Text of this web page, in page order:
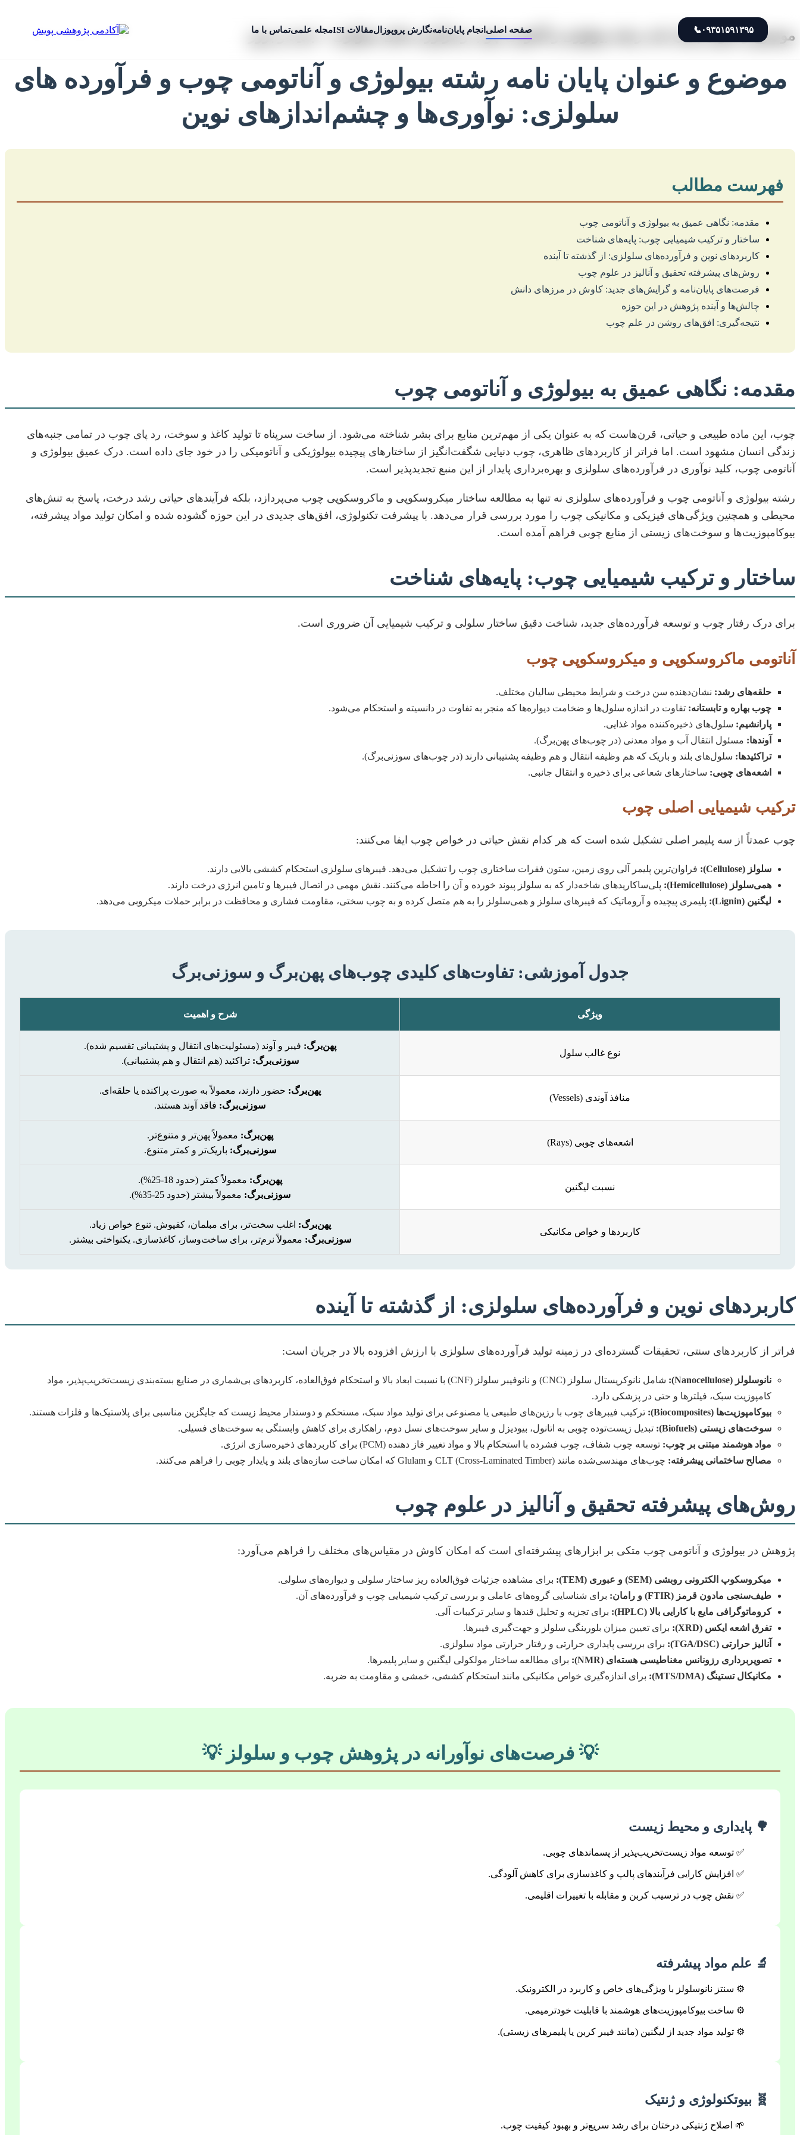
۰۹۳۵۱۵۹۱۳۹۵📞 صفحه اصلی انجام پایان‌نامهنگارش پروپوزالمقالات ISI مجله علمیتماس با ما
موضوع و عنوان پایان نامه رشته بیولوژی و آناتومی چوب و فرآورده های سلولزی + جدید و بروز
موضوع و عنوان پایان نامه رشته بیولوژی و آناتومی چوب و فرآورده های
سلولزی: نوآوری‌ها و چشم‌اندازهای نوین
فهرست مطالب
مقدمه: نگاهی عمیق به بیولوژی و آناتومی چوب
ساختار و ترکیب شیمیایی چوب: پایه‌های شناخت
کاربردهای نوین و فرآورده‌های سلولزی: از گذشته تا آینده
روش‌های پیشرفته تحقیق و آنالیز در علوم چوب
فرصت‌های پایان‌نامه و گرایش‌های جدید: کاوش در مرزهای دانش
چالش‌ها و آینده پژوهش در این حوزه
نتیجه‌گیری: افق‌های روشن در علم چوب
مقدمه: نگاهی عمیق به بیولوژی و آناتومی چوب
چوب، این ماده طبیعی و حیاتی، قرن‌هاست که به عنوان یکی از مهم‌ترین منابع برای بشر شناخته می‌شود. از ساخت سرپناه تا تولید کاغذ و سوخت، رد پای چوب در تمامی جنبه‌های
زندگی انسان مشهود است. اما فراتر از کاربردهای ظاهری، چوب دنیایی شگفت‌انگیز از ساختارهای پیچیده بیولوژیکی و آناتومیکی را در خود جای داده است. درک عمیق بیولوژی و
آناتومی چوب، کلید نوآوری در فرآورده‌های سلولزی و بهره‌برداری پایدار از این منبع تجدیدپذیر است.
رشته بیولوژی و آناتومی چوب و فرآورده‌های سلولزی نه تنها به مطالعه ساختار میکروسکوپی و ماکروسکوپی چوب می‌پردازد، بلکه فرآیندهای حیاتی رشد درخت، پاسخ به تنش‌های
محیطی و همچنین ویژگی‌های فیزیکی و مکانیکی چوب را مورد بررسی قرار می‌دهد. با پیشرفت تکنولوژی، افق‌های جدیدی در این حوزه گشوده شده و امکان تولید مواد پیشرفته،
بیوکامپوزیت‌ها و سوخت‌های زیستی از منابع چوبی فراهم آمده است.
ساختار و ترکیب شیمیایی چوب: پایه‌های شناخت
برای درک رفتار چوب و توسعه فرآورده‌های جدید، شناخت دقیق ساختار سلولی و ترکیب شیمیایی آن ضروری است.
آناتومی ماکروسکوپی و میکروسکوپی چوب
حلقه‌های رشد: نشان‌دهنده سن درخت و شرایط محیطی سالیان مختلف.
چوب بهاره و تابستانه: تفاوت در اندازه سلول‌ها و ضخامت دیواره‌ها که منجر به تفاوت در دانسیته و استحکام می‌شود.
پارانشیم: سلول‌های ذخیره‌کننده مواد غذایی.
آوندها: مسئول انتقال آب و مواد معدنی (در چوب‌های پهن‌برگ).
تراکئیدها: سلول‌های بلند و باریک که هم وظیفه انتقال و هم وظیفه پشتیبانی دارند (در چوب‌های سوزنی‌برگ).
اشعه‌های چوبی: ساختارهای شعاعی برای ذخیره و انتقال جانبی.
ترکیب شیمیایی اصلی چوب
چوب عمدتاً از سه پلیمر اصلی تشکیل شده است که هر کدام نقش حیاتی در خواص چوب ایفا می‌کنند:
سلولز (Cellulose):
فراوان‌ترین پلیمر آلی روی زمین، ستون فقرات ساختاری چوب را تشکیل می‌دهد. فیبرهای سلولزی استحکام کششی بالایی دارند.
همی‌سلولز (Hemicellulose):
پلی‌ساکاریدهای شاخه‌دار که به سلولز پیوند خورده و آن را احاطه می‌کنند. نقش مهمی در اتصال فیبرها و تامین انرژی درخت دارند.
لیگنین (Lignin):
پلیمری پیچیده و آروماتیک که فیبرهای سلولز و همی‌سلولز را به هم متصل کرده و به چوب سختی، مقاومت فشاری و محافظت در برابر حملات میکروبی می‌دهد.
جدول آموزشی: تفاوت‌های کلیدی چوب‌های پهن‌برگ و سوزنی‌برگ
ویژگی شرح و اهمیت
نوع غالب سلول
پهن‌برگ: فیبر و آوند (مسئولیت‌های انتقال و پشتیبانی تقسیم شده).
سوزنی‌برگ: تراکئید (هم انتقال و هم پشتیبانی).
منافذ آوندی (Vessels)
پهن‌برگ: حضور دارند، معمولاً به صورت پراکنده یا حلقه‌ای.
سوزنی‌برگ: فاقد آوند هستند.
اشعه‌های چوبی (Rays)
پهن‌برگ: معمولاً پهن‌تر و متنوع‌تر.
سوزنی‌برگ: باریک‌تر و کمتر متنوع.
نسبت لیگنین
پهن‌برگ: معمولاً کمتر (حدود 18-25%).
سوزنی‌برگ: معمولاً بیشتر (حدود 25-35%).
کاربردها و خواص مکانیکی
پهن‌برگ: اغلب سخت‌تر، برای مبلمان، کفپوش. تنوع خواص زیاد.
سوزنی‌برگ: معمولاً نرم‌تر، برای ساخت‌وساز، کاغذسازی. یکنواختی بیشتر.
کاربردهای نوین و فرآورده‌های سلولزی: از گذشته تا آینده
فراتر از کاربردهای سنتی، تحقیقات گسترده‌ای در زمینه تولید فرآورده‌های سلولزی با ارزش افزوده بالا در جریان است:
نانوسلولز (Nanocellulose):
شامل نانوکریستال سلولز (CNC) و نانوفیبر سلولز (CNF) با نسبت ابعاد بالا و استحکام فوق‌العاده، کاربردهای بی‌شماری در صنایع بسته‌بندی زیست‌تخریب‌پذیر، مواد
کامپوزیت سبک، فیلترها و حتی در پزشکی دارد.
بیوکامپوزیت‌ها (Biocomposites):
ترکیب فیبرهای چوب با رزین‌های طبیعی یا مصنوعی برای تولید مواد سبک، مستحکم و دوستدار محیط زیست که جایگزین مناسبی برای پلاستیک‌ها و فلزات هستند.
سوخت‌های زیستی (Biofuels):
تبدیل زیست‌توده چوبی به اتانول، بیودیزل و سایر سوخت‌های نسل دوم، راهکاری برای کاهش وابستگی به سوخت‌های فسیلی.
مواد هوشمند مبتنی بر چوب: توسعه چوب شفاف، چوب فشرده با استحکام بالا و مواد تغییر فاز دهنده (PCM) برای کاربردهای ذخیره‌سازی انرژی.
مصالح ساختمانی پیشرفته: چوب‌های مهندسی‌شده مانند CLT (Cross-Laminated Timber) و Glulam که امکان ساخت سازه‌های بلند و پایدار چوبی را فراهم می‌کنند.
روش‌های پیشرفته تحقیق و آنالیز در علوم چوب
پژوهش در بیولوژی و آناتومی چوب متکی بر ابزارهای پیشرفته‌ای است که امکان کاوش در مقیاس‌های مختلف را فراهم می‌آورد:
میکروسکوپ الکترونی روبشی (SEM) و عبوری (TEM):
برای مشاهده جزئیات فوق‌العاده ریز ساختار سلولی و دیواره‌های سلولی.
طیف‌سنجی مادون قرمز (FTIR) و رامان:
برای شناسایی گروه‌های عاملی و بررسی ترکیب شیمیایی چوب و فرآورده‌های آن.
کروماتوگرافی مایع با کارایی بالا (HPLC):
برای تجزیه و تحلیل قندها و سایر ترکیبات آلی.
تفرق اشعه ایکس (XRD):
برای تعیین میزان بلورینگی سلولز و جهت‌گیری فیبرها.
آنالیز حرارتی (TGA/DSC):
برای بررسی پایداری حرارتی و رفتار حرارتی مواد سلولزی.
تصویربرداری رزونانس مغناطیسی هسته‌ای (NMR):
برای مطالعه ساختار مولکولی لیگنین و سایر پلیمرها.
مکانیکال تستینگ (MTS/DMA):
برای اندازه‌گیری خواص مکانیکی مانند استحکام کششی، خمشی و مقاومت به ضربه.
💡 فرصت‌های نوآورانه در پژوهش چوب و سلولز 💡
🌳 پایداری و محیط زیست
✅ توسعه مواد زیست‌تخریب‌پذیر از پسماندهای چوبی.
✅ افزایش کارایی فرآیندهای پالپ و کاغذسازی برای کاهش آلودگی.
✅ نقش چوب در ترسیب کربن و مقابله با تغییرات اقلیمی.
🔬 علم مواد پیشرفته
⚙️ سنتز نانوسلولز با ویژگی‌های خاص و کاربرد در الکترونیک.
⚙️ ساخت بیوکامپوزیت‌های هوشمند با قابلیت خودترمیمی.
⚙️ تولید مواد جدید از لیگنین (مانند فیبر کربن یا پلیمرهای زیستی).
🧬 بیوتکنولوژی و ژنتیک
🌱 اصلاح ژنتیکی درختان برای رشد سریع‌تر و بهبود کیفیت چوب.